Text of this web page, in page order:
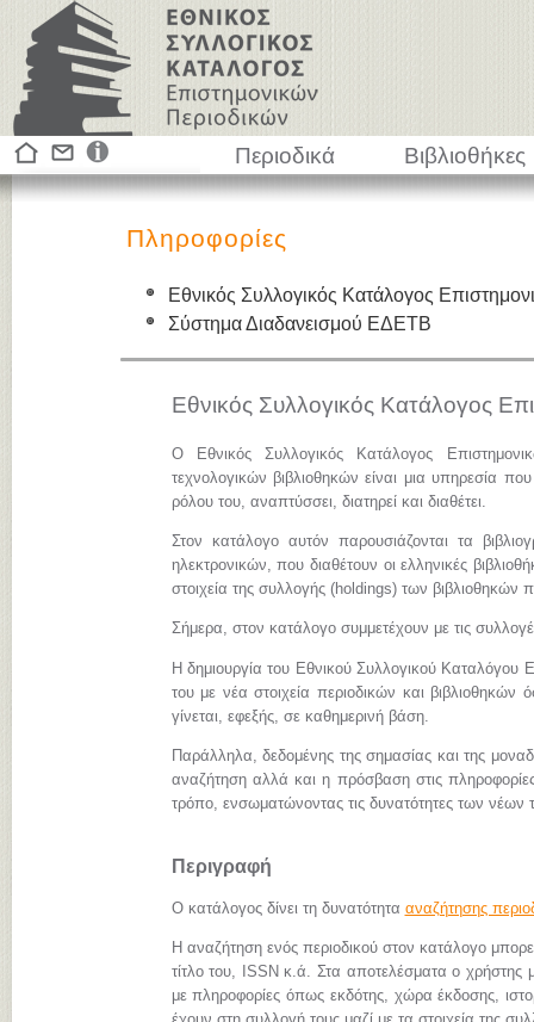
Περιοδικά Βιβλιοθήκες
Πληροφορίες
Εθνικός Συλλογικός Κατάλογος
Σύστημα Διαδανεισμού ΕΔΕΤΒ
Εθνικός Συλλογικός Κατάλογος
Ο Εθνικός Συλλογικός Κατάλογος
τεχνολογικών βιβλιοθηκών είναι μια υπηρεσία
ρόλου του, αναπτύσσει, διατηρεί και διαθέτει.
Στον κατάλογο αυτόν παρουσιάζονται τα
ηλεκτρονικών, που διαθέτουν οι ελληνικές
στοιχεία της συλλογής (holdings) των βιβλιοθηκών
Σήμερα, στον κατάλογο συμμετέχουν με τις
Η δημιουργία του Εθνικού Συλλογικού Καταλόγου
του με νέα στοιχεία περιοδικών και
γίνεται, εφεξής, σε καθημερινή βάση.
Παράλληλα, δεδομένης της σημασίας και της
αναζήτηση αλλά και η πρόσβαση στις
τρόπο, ενσωματώνοντας τις δυνατότητες των νέων
Περιγραφή
Ο κατάλογος δίνει τη δυνατότητα αναζήτησης
Η αναζήτηση ενός περιοδικού στον κατάλογο
τίτλο του, ISSN κ.ά. Στα αποτελέσματα ο χρήστης
με πληροφορίες όπως εκδότης, χώρα έκδοσης,